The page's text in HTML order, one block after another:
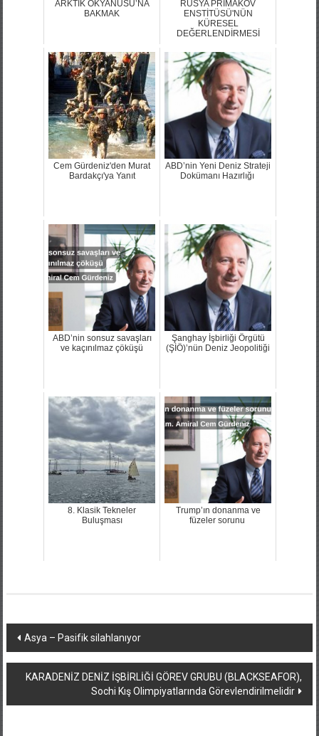
ARKTİK OKYANUSU’NA
BAKMAK
RUSYA PRİMAKOV
ENSTİTÜSÜ'NÜN
KÜRESEL
DEĞERLENDİRMESİ
Cem Gürdeniz'den Murat
Bardakçı'ya Yanıt
ABD’nin Yeni Deniz Strateji
Dokümanı Hazırlığı
ABD’nin sonsuz savaşları
ve kaçınılmaz çöküşü
Şanghay İşbirliği Örgütü
(ŞİÖ)’nün Deniz Jeopolitiği
8. Klasik Tekneler
Buluşması
Trump’ın donanma ve
füzeler sorunu
Yazı
dolaşımı
Asya – Pasifik silahlanıyor
KARADENİZ DENİZ İŞBİRLİĞİ GÖREV GRUBU (BLACKSEAFOR),
Sochi Kış Olimpiyatlarında Görevlendirilmelidir